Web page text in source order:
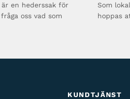
en hederssak för
oss vad som
Som
hoppas
KUNDTJÄNST